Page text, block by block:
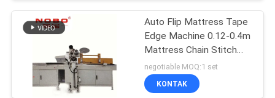
HUBUNGI
BERITA
mesin pembuat
pegas kasur
63
Auto Flip Mattress Tape
Edge Machine 0.12-0.4m
Mattress Chain Stitch
Machine
negotiable MOQ:1 set
KONTAK